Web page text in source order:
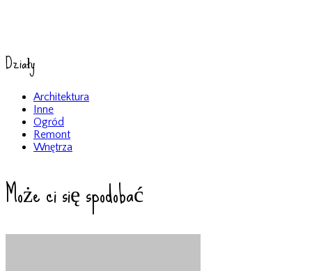
Działy
Architektura
Inne
Ogród
Remont
Wnętrza
Może ci się spodobać